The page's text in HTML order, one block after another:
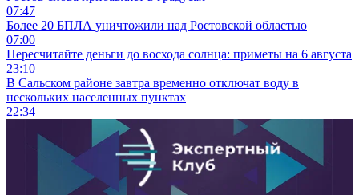
07:47
Более 20 БПЛА уничтожили над Ростовской областью
07:00
Пересчитайте деньги до восхода солнца: приметы на 6 августа
23:10
В Сальском районе завтра временно отключат воду в
нескольких населенных пунктах
22:34